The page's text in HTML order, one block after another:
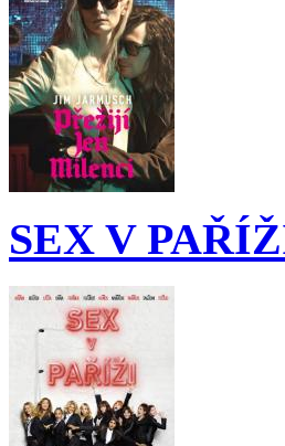
SEX V